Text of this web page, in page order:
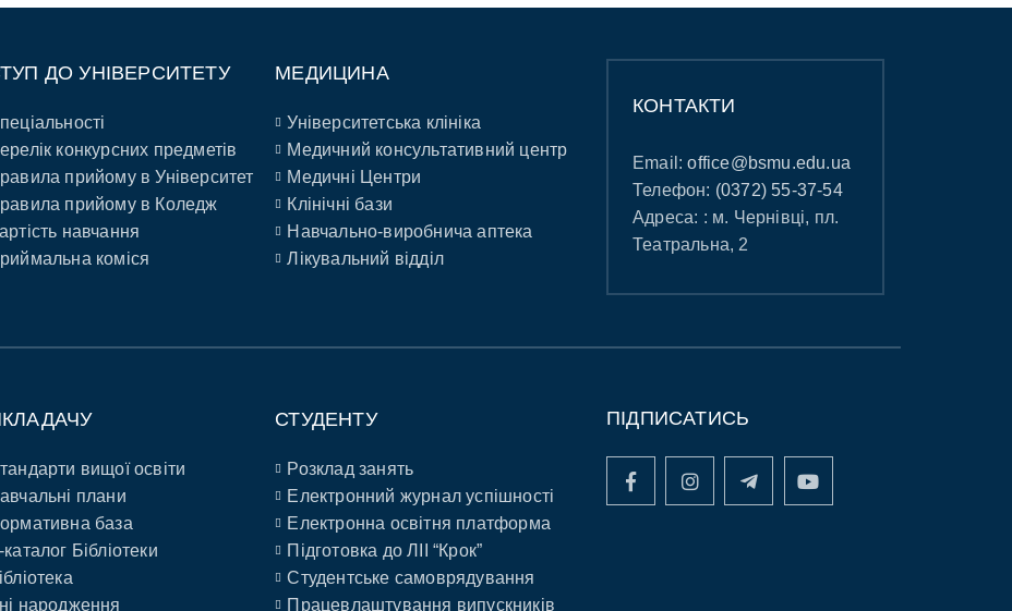
ДО УНІВЕРСИТЕТУ
конкурсних предметів
прийому в Університет
прийому в Коледж
навчання
коміся
МЕДИЦИНА
Університетська клініка
Медичний консультативний центр
Медичні Центри
Клінічні бази
Навчально-виробнича аптека
Лікувальний відділ
КОНТАКТИ
Email:office@bsmu.edu.ua
Телефон: (0372) 55-37-54
Адреса: : м. Чернівці, пл.
Театральна, 2
вищої освіти
плани
база
каталог Бібліотеки
народження
СТУДЕНТУ
Розклад занять
Електронний журнал успішності
Електронна освітня платформа
Підготовка до ЛІІ “Крок”
Студентське самоврядування
Працевлаштування випускників
ПІДПИСАТИСЬ